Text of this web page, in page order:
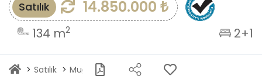
Satılık 14.850.000 ₺
134 m2 2+1
Satılık Muğla Satılık Bodrum Satılık